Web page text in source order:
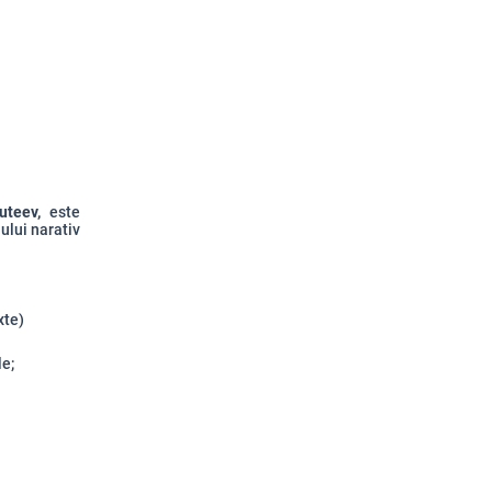
este
narativ